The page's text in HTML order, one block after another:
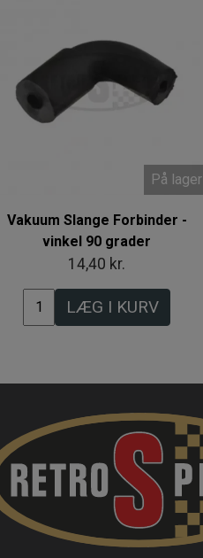
På lager
Vakuum Slange Forbinder -
vinkel 90 grader
14,40 kr.
LÆG I KURV